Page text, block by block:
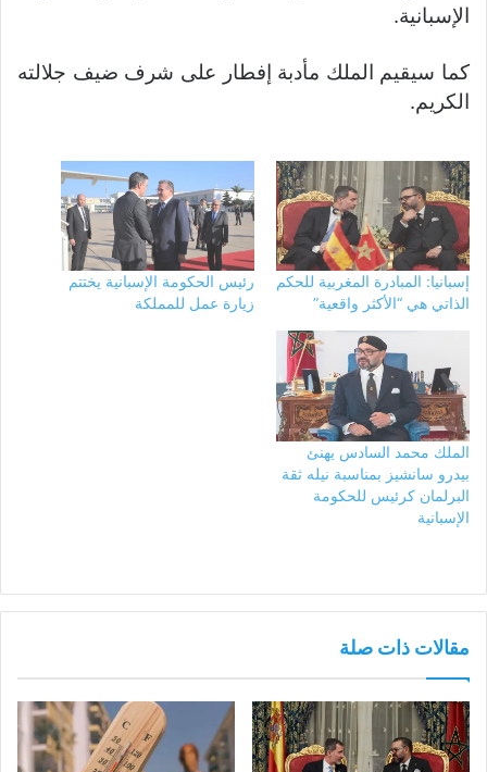
الإسبانية.
كما سيقيم الملك مأدبة إفطار على شرف ضيف جلالته
الكريم.
إسبانيا: المبادرة المغربية للحكم
الذاتي هي “الأكثر واقعية”
رئيس الحكومة الإسبانية يختتم
زيارة عمل للمملكة
الملك محمد السادس يهنئ
بيدرو سانشيز بمناسبة نيله ثقة
البرلمان كرئيس للحكومة
الإسبانية
مقالات ذات صلة